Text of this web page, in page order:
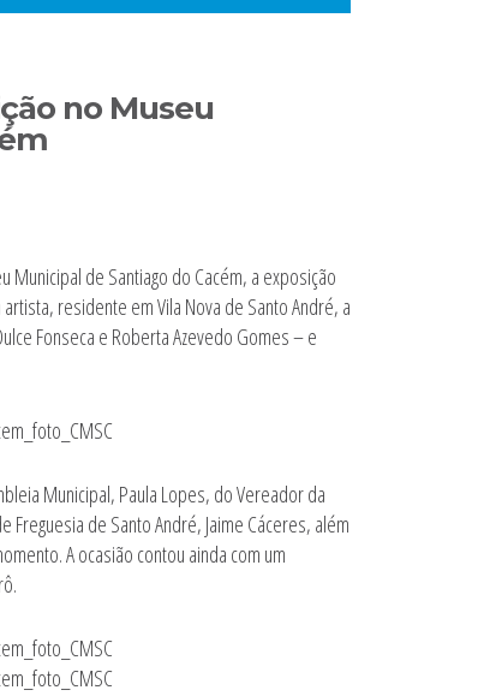
no Museu
Municipal de Santiago do Cacém, a exposição
residente em Vila Nova de Santo André, a
Fonseca e Roberta Azevedo Gomes – e
Municipal, Paula Lopes, do Vereador da
de Santo André, Jaime Cáceres, além
A ocasião contou ainda com um